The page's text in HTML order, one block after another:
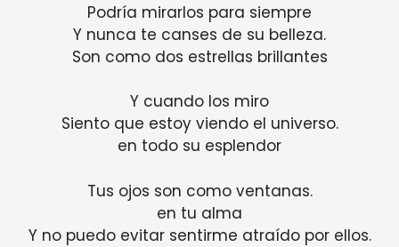
Podría mirarlos para siempre
Y nunca te canses de su belleza.
Son como dos estrellas brillantes
Y cuando los miro
Siento que estoy viendo el universo.
en todo su esplendor
Tus ojos son como ventanas.
en tu alma
Y no puedo evitar sentirme atraído por ellos.